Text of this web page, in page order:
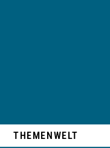
THEMENWELT